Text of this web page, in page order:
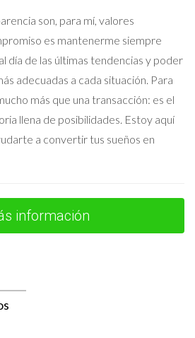
cumplir con Hacienda sin
Recuerda siempre
o asesoría personalizada, no dudes
su experiencia puede ser
son, para mí, valores
es mantenerme siempre
día de las últimas tendencias y poder
adecuadas a cada situación. Para
más que una transacción: es el
llena de posibilidades. Estoy aquí
a convertir tus sueños en
información